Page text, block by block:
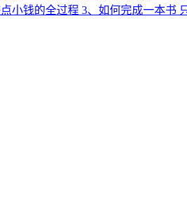
钱的全过程 3、如何完成一本书